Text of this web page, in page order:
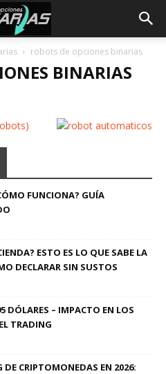
robots de opciones binarias
BINARIAS
FUNCIONA? GUÍA
ESTO ES LO QUE SABE LA
DECLARAR SIN SUSTOS
DÓLARES – IMPACTO EN LOS
TRADING
DE CRIPTOMONEDAS EN 2026: